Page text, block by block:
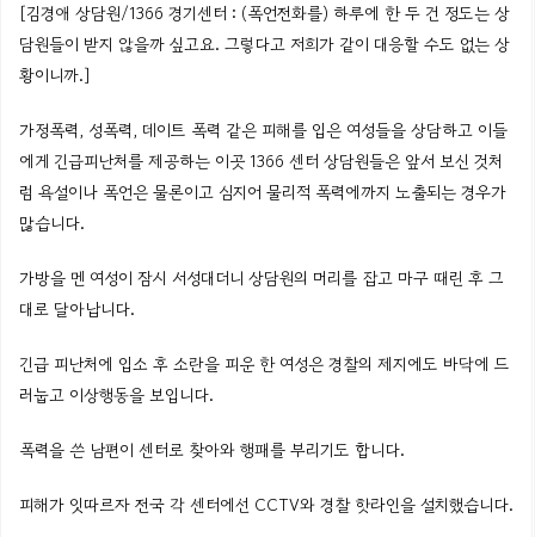
[김경애 상담원/1366 경기센터 : (폭언전화를) 하루에 한 두 건 정도는 상
담원들이 받지 않을까 싶고요. 그렇다고 저희가 같이 대응할 수도 없는 상
황이니까.]
가정폭력, 성폭력, 데이트 폭력 같은 피해를 입은 여성들을 상담하고 이들
에게 긴급피난처를 제공하는 이곳 1366 센터 상담원들은 앞서 보신 것처
럼 욕설이나 폭언은 물론이고 심지어 물리적 폭력에까지 노출되는 경우가
많습니다.
가방을 멘 여성이 잠시 서성대더니 상담원의 머리를 잡고 마구 때린 후 그
대로 달아납니다.
긴급 피난처에 입소 후 소란을 피운 한 여성은 경찰의 제지에도 바닥에 드
러눕고 이상행동을 보입니다.
폭력을 쓴 남편이 센터로 찾아와 행패를 부리기도 합니다.
피해가 잇따르자 전국 각 센터에선 CCTV와 경찰 핫라인을 설치했습니다.